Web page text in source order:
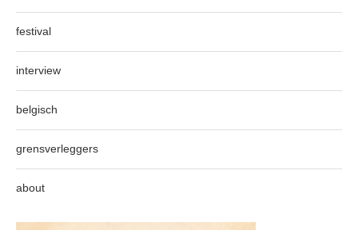
festival
interview
belgisch
grensverleggers
about